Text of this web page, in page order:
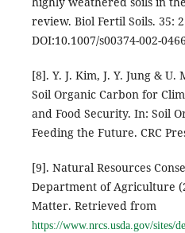
review. Biol Fertil Soils. 35:
DOI:10.1007/s00374-002-
[8]. Y. J. Kim, J. Y. Jung &
Soil Organic Carbon for
and Food Security. In: Soil
Feeding the Future. CRC
[9]. Natural Resources
Department of Agriculture
Matter. Retrieved from
https://www.nrcs.usda.gov/sites/